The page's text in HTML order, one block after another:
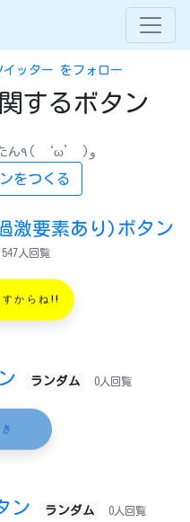
イッター をフォロー
するボタン
ログイン不要でかんたん٩( ‘ω’ )و
をつくる
激要素あり)ボタン
人回覧
からね!!
ランダム 0人回覧
ン ランダム 0人回覧